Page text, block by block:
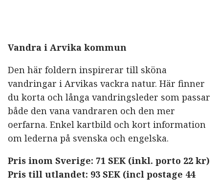
Vandra i Arvika kommun
Den här foldern inspirerar till sköna
vandringar i Arvikas vackra natur. Här finner
du korta och långa vandringsleder som passar
både den vana vandraren och den mer
oerfarna. Enkel kartbild och kort information
om lederna på svenska och engelska.
Pris inom Sverige: 71 SEK (inkl. porto 22 kr)
Pris till utlandet: 93 SEK (incl postage 44